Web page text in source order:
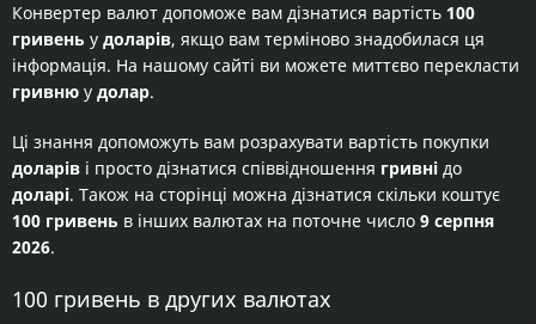
Конвертер валют допоможе вам дізнатися вартість 100
гривень у доларів, якщо вам терміново знадобилася ця
інформація. На нашому сайті ви можете миттєво перекласти
гривню у долар.
Ці знання допоможуть вам розрахувати вартість покупки
доларів і просто дізнатися співвідношення гривні до
доларі. Також на сторінці можна дізнатися скільки коштує
100 гривень в інших валютах на поточне число 9 серпня
2026.
100 гривень в других валютах